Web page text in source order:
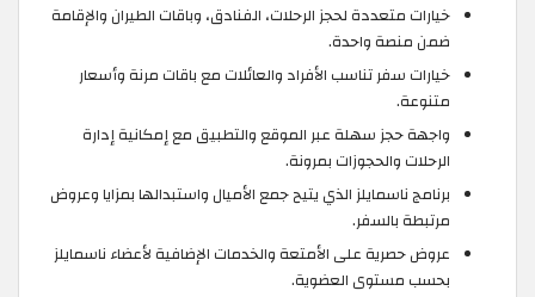
خيارات متعددة لحجز الرحلات، الفنادق، وباقات الطيران والإقامة
ضمن منصة واحدة.
خيارات سفر تناسب الأفراد والعائلات مع باقات مرنة وأسعار
متنوعة.
واجهة حجز سهلة عبر الموقع والتطبيق مع إمكانية إدارة
الرحلات والحجوزات بمرونة.
برنامج ناسمايلز الذي يتيح جمع الأميال واستبدالها بمزايا وعروض
مرتبطة بالسفر.
عروض حصرية على الأمتعة والخدمات الإضافية لأعضاء ناسمايلز
بحسب مستوى العضوية.